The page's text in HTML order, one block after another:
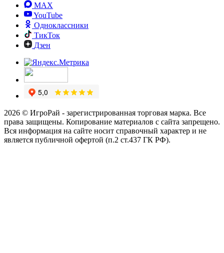
MAX
YouTube
Одноклассники
ТикТок
Дзен
2026 © ИгроРай - зарегистрированная торговая марка. Все
права защищены. Копирование материалов с сайта запрещено.
Вся информация на сайте носит справочный характер и не
является публичной офертой (п.2 ст.437 ГК РФ).